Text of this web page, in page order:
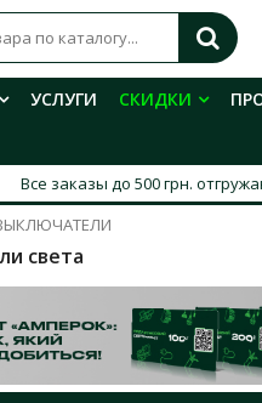
УСЛУГИ СКИДКИ
Все заказы до 500 грн.
света